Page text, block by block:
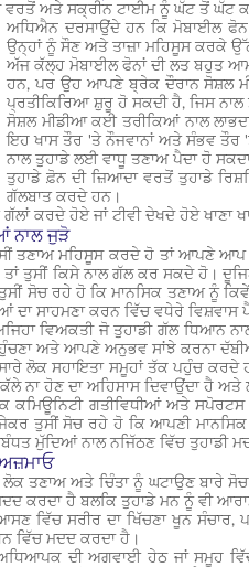
ਵਰਤੋਂ ਅਤੇ ਸਕ੍ਰੀਨ ਟਾਈਮ ਨੂੰ ਘੱਟ ਤੋਂ ਘੱਟ
ਅਧਿਐਨ ਦਰਸਾਉਂਦੇ ਹਨ ਕਿ ਮੋਬਾਈਲ
ਉਨ੍ਹਾਂ ਨੂੰ ਸੌਣ ਅਤੇ ਤਾਜ਼ਾ ਮਹਿਸੂਸ ਕਰਕੇ
ਅੱਜ ਕੱਲ੍ਹ ਮੋਬਾਈਲ ਫੋਨਾਂ ਦੀ ਲਤ ਬਹੁਤ ਆਮ
ਹਨ, ਪਰ ਉਹ ਆਪਣੇ ਬ੍ਰੇਕ ਦੌਰਾਨ ਸੋਸ਼ਲ
ਪ੍ਰਤੀਕਿਰਿਆ ਸ਼ੁਰੂ ਹੋ ਸਕਦੀ ਹੈ, ਜਿਸ ਨਾਲ
ਸੋਸ਼ਲ ਮੀਡੀਆ ਕਈ ਤਰੀਕਿਆਂ ਨਾਲ
ਇਹ ਖਾਸ ਤੌਰ 'ਤੇ ਨੌਜਵਾਨਾਂ ਅਤੇ ਸੰਭਵ ਤੌਰ
ਨਾਲ ਤੁਹਾਡੇ ਲਈ ਵਾਧੂ ਤਣਾਅ ਪੈਦਾ ਹੋ
ਤੁਹਾਡੇ ਫ਼ੋਨ ਦੀ ਜ਼ਿਆਦਾ ਵਰਤੋਂ ਤੁਹਾਡੇ
ਗੱਲਬਾਤ ਕਰਦੇ ਹਨ।
ਕਰਦੇ ਹੋਏ ਜਾਂ ਟੀਵੀ ਦੇਖਦੇ ਹੋਏ ਖਾਣਾ
ਨਾਲ ਜੁੜੋ
ਤਣਾਅ ਮਹਿਸੂਸ ਕਰਦੇ ਹੋ ਤਾਂ ਆਪਣੇ ਆਪ
ਤਾਂ ਤੁਸੀਂ ਕਿਸੇ ਨਾਲ ਗੱਲ ਕਰ ਸਕਦੇ ਹੋ।
ਸੋਚ ਰਹੇ ਹੋ ਕਿ ਮਾਨਸਿਕ ਤਣਾਅ ਨੂੰ
ਦਾ ਸਾਹਮਣਾ ਕਰਨ ਵਿੱਚ ਵਧੇਰੇ ਵਿਸ਼ਵਾਸ
ਵਿਅਕਤੀ ਜੋ ਤੁਹਾਡੀ ਗੱਲ ਧਿਆਨ
ਅਤੇ ਆਪਣੇ ਅਨੁਭਵ ਸਾਂਝੇ ਕਰਨਾ
ਲੋਕ ਸਹਾਇਤਾ ਸਮੂਹਾਂ ਤੱਕ ਪਹੁੰਚ ਕਰਦੇ
ਨਾ ਹੋਣ ਦਾ ਅਹਿਸਾਸ ਦਿਵਾਉਂਦਾ ਹੈ ਅਤੇ
ਕਮਿਊਨਿਟੀ ਗਤੀਵਿਧੀਆਂ ਅਤੇ
ਤੁਸੀਂ ਸੋਚ ਰਹੇ ਹੋ ਕਿ ਆਪਣੀ
ਮੁੱਦਿਆਂ ਨਾਲ ਨਜਿੱਠਣ ਵਿੱਚ ਤੁਹਾਡੀ
ਲੋਕ ਤਣਾਅ ਅਤੇ ਚਿੰਤਾ ਨੂੰ ਘਟਾਉਣ ਬਾਰੇ
ਕਰਦਾ ਹੈ ਬਲਕਿ ਤੁਹਾਡੇ ਮਨ ਨੂੰ ਵੀ
ਵਿੱਚ ਸਰੀਰ ਦਾ ਖਿੱਚਣਾ ਖੂਨ ਸੰਚਾਰ,
ਵਿੱਚ ਮਦਦ ਕਰਦਾ ਹੈ।
ਦੀ ਅਗਵਾਈ ਹੇਠ ਜਾਂ ਸਮੂਹ